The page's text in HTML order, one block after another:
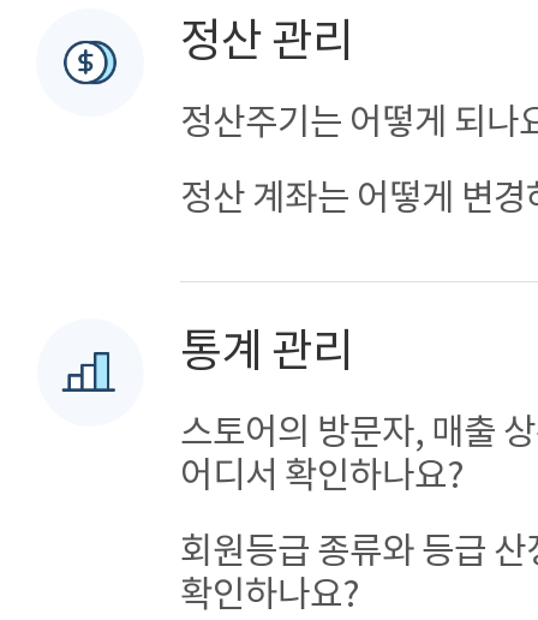
정산 관리
정산주기는 어떻게 되나
정산 계좌는 어떻게 변경
통계 관리
스토어의 방문자, 매출
어디서 확인하나요?
회원등급 종류와 등급
확인하나요?